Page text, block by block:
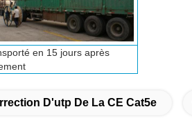
en 15 jours après
D'utp De La CE Cat5e